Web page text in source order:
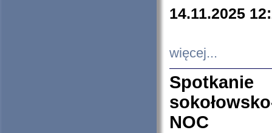
14.11.2025
więcej...
NOC